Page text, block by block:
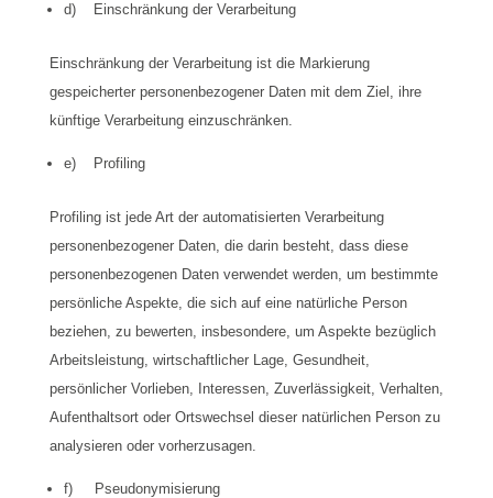
d) Einschränkung der Verarbeitung
Einschränkung der Verarbeitung ist die Markierung
gespeicherter personenbezogener Daten mit dem Ziel, ihre
künftige Verarbeitung einzuschränken.
e) Profiling
Profiling ist jede Art der automatisierten Verarbeitung
personenbezogener Daten, die darin besteht, dass diese
personenbezogenen Daten verwendet werden, um bestimmte
persönliche Aspekte, die sich auf eine natürliche Person
beziehen, zu bewerten, insbesondere, um Aspekte bezüglich
Arbeitsleistung, wirtschaftlicher Lage, Gesundheit,
persönlicher Vorlieben, Interessen, Zuverlässigkeit, Verhalten,
Aufenthaltsort oder Ortswechsel dieser natürlichen Person zu
analysieren oder vorherzusagen.
f) Pseudonymisierung